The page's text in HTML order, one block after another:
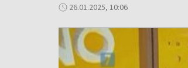
26.01.2025, 10:06